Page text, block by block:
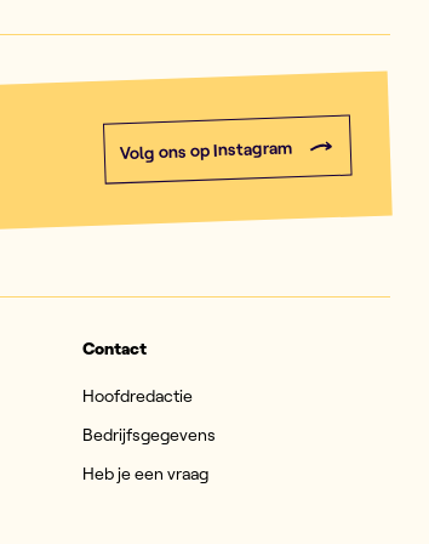
Volg ons op Instagram
Contact
Hoofdredactie
Bedrijfsgegevens
Heb je een vraag